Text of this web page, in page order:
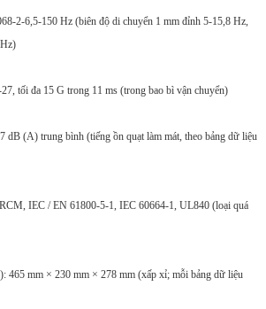
2-6,5-150 Hz (biên độ di chuyển 1 mm đỉnh 5-15,8 Hz,
tối đa 15 G trong 11 ms (trong bao bì vận chuyển)
dB (A) trung bình (tiếng ồn quạt làm mát, theo bảng dữ liệu
IEC / EN 61800-5-1, IEC 60664-1, UL840 (loại quá
465 mm × 230 mm × 278 mm (xấp xỉ; mỗi bảng dữ liệu